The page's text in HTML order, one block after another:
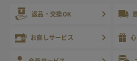
返品・交換OK
お直しサービス